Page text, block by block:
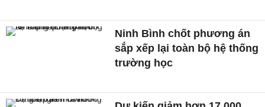
Ninh Bình chốt phương án
sắp xếp lại toàn bộ hệ thống
trường học